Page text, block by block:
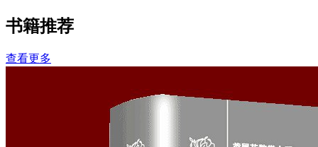
书籍推荐
查看更多